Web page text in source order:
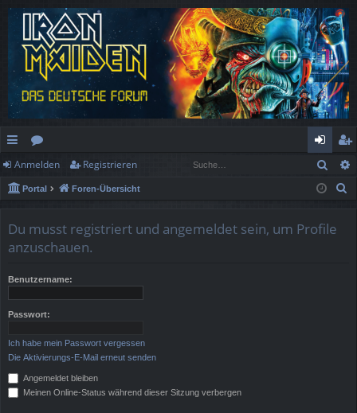
ch
ne
ug
f
or
en
n
m
eg
ist
Anmelden Registrieren
Portal Foren-Übersicht
Du musst registriert und angemeldet sein, um Profile
anzuschauen.
Benutzername:
Passwort:
Ich habe mein Passwort vergessen
Die Aktivierungs-E-Mail erneut senden
Angemeldet bleiben
Meinen Online-Status während dieser Sitzung verbergen